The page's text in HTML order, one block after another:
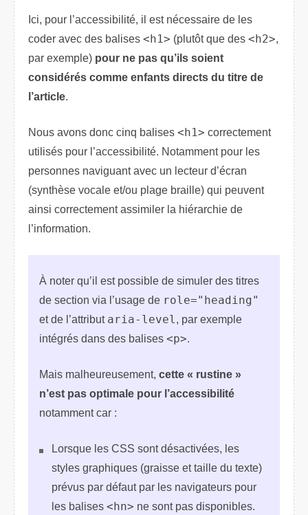
Ici, pour l’accessibilité, il est nécessaire de les
coder avec des balises <h1> (plutôt que des <h2>,
par exemple) pour ne pas qu’ils soient
considérés comme enfants directs du titre de
l’article.
Nous avons donc cinq balises <h1> correctement
utilisés pour l’accessibilité. Notamment pour les
personnes naviguant avec un lecteur d’écran
(synthèse vocale et/ou plage braille) qui peuvent
ainsi correctement assimiler la hiérarchie de
l’information.
À noter qu’il est possible de simuler des titres
de section via l’usage de role="heading"
et de l’attribut aria-level, par exemple
intégrés dans des balises <p>.
Mais malheureusement, cette « rustine »
n’est pas optimale pour l’accessibilité
notamment car :
Lorsque les CSS sont désactivées, les
styles graphiques (graisse et taille du texte)
prévus par défaut par les navigateurs pour
les balises <hn> ne sont pas disponibles.